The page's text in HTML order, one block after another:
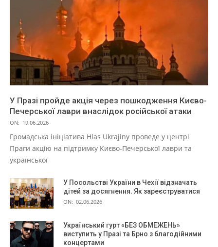
У Празі пройде акція через пошкодження Києво-
Печерської лаври внаслідок російської атаки
ON: 19.06.2026
Громадська ініціатива Hlas Ukrajiny проведе у центрі
Праги акцію на підтримку Києво-Печерської лаври та
української
У Посольстві України в Чехії відзначать
дітей за досягнення. Як зареєструватися
ON: 02.06.2026
Український гурт «БЕЗ ОБМЕЖЕНЬ»
виступить у Празі та Брно з благодійними
концертами